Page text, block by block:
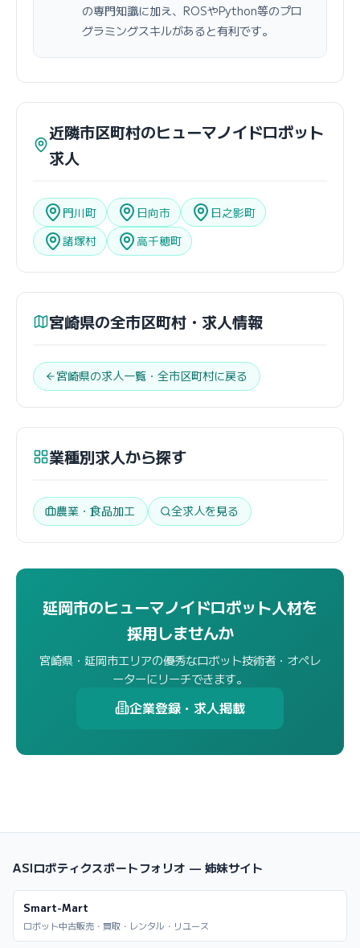
の専門知識に加え、ROSやPython等のプロ
グラミングスキルがあると有利です。
近隣市区町村のヒューマノイドロボット
求人
門川町 日向市
日之影町
諸塚村
高千穂町
宮崎県の全市区町村・求人情報
宮崎県の求人一覧・全市区町村に戻る
業種別求人から探す
農業・食品加工 全求人を見る
延岡市のヒューマノイドロボット人材を
採用しませんか
宮崎県・延岡市エリアの優秀なロボット技術者・オペレ
ーターにリーチできます。
企業登録・求人掲載
ASIロボティクスポートフォリオ — 姉妹サイト
Smart-Mart
ロボット中古販売・買取・レンタル・リユース